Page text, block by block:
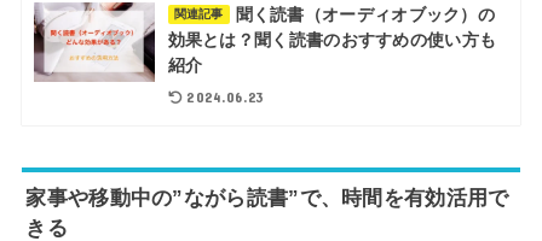
関連記事
聞く読書（オーディオブック）の
効果とは？聞く読書のおすすめの使い方も
紹介
2024.06.23
家事や移動中の”ながら読書”で、時間を有効活用で
きる